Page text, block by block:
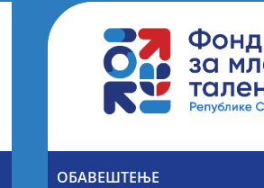
ОБАВЕШТЕЊЕ